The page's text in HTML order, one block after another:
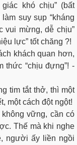
khó chịu” (bất
suy sụp “kháng
vui mừng, dễ chịu”
lực” tốt chăng ?!
khách quan hơn,
thức “chịu đựng”! -
tim tắt thở, thì một
một cách đột ngột!
vững, cần có
Thế mà khi nghe
người ấy liền ngồi